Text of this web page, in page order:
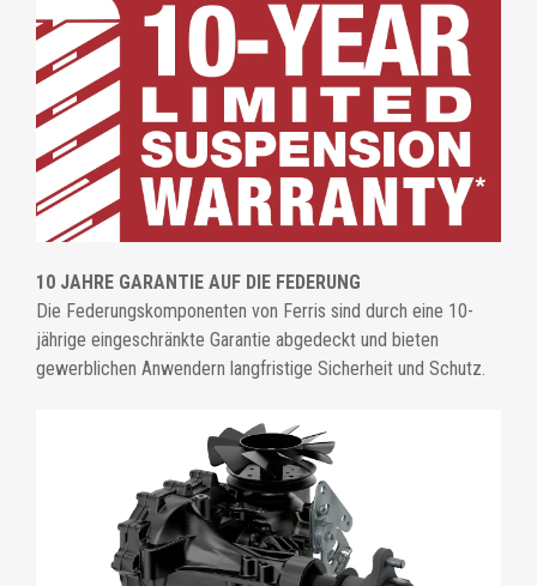
10 JAHRE GARANTIE AUF DIE FEDERUNG
Die Federungskomponenten von Ferris sind durch eine 10-
jährige eingeschränkte Garantie abgedeckt und bieten
gewerblichen Anwendern langfristige Sicherheit und Schutz.